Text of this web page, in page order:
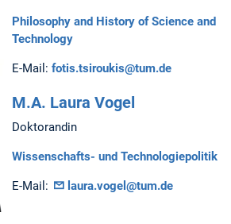
Philosophy and History of Science and
Technology
E-Mail: fotis.tsiroukis@tum.de
M.A. Laura Vogel
Doktorandin
Wissenschafts- und Technologiepolitik
E-Mail: laura.vogel@tum.de